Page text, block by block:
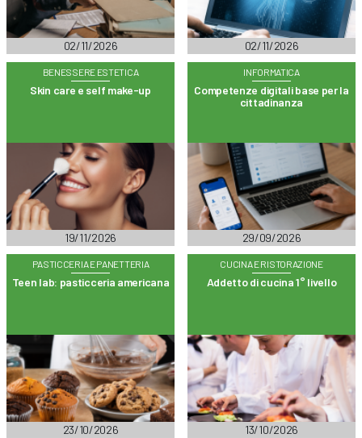
02/11/2026 02/11/2026
BENESSERE ESTETICA
Skin care e self make-up
19/11/2026
INFORMATICA
Competenze digitali base per la
cittadinanza
29/09/2026
PASTICCERIA E PANETTERIA
Teen lab: pasticceria americana
23/10/2026
CUCINA E RISTORAZIONE
Addetto di cucina 1° livello
13/10/2026